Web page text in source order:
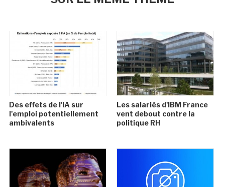
Des effets de l'IA sur
l'emploi potentiellement
ambivalents
Les salariés d'IBM France
vent debout contre la
politique RH